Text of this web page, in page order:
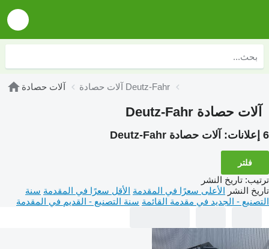
آلات حصادة آلات حصادة Deutz-Fahr
آلات حصادة Deutz-Fahr
6 إعلانات: آلات حصادة Deutz-Fahr
فلتر
ترتيب: تاريخ النشر
تاريخ النشر الأعلى سعرًا في المقدمة الأقل سعرًا في المقدمة سنة
التصنيع - الجديد في مقدمة القائمة سنة التصنيع - القديم في المقدمة